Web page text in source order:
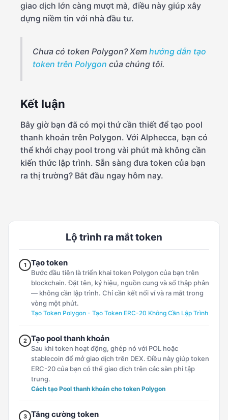
giao dịch lớn càng mượt mà, điều này giúp xây
dựng niềm tin với nhà đầu tư.
Chưa có token Polygon? Xem hướng dẫn tạo
token trên Polygon của chúng tôi.
Kết luận
Bây giờ bạn đã có mọi thứ cần thiết để tạo pool
thanh khoản trên Polygon. Với Alphecca, bạn có
thể khởi chạy pool trong vài phút mà không cần
kiến thức lập trình. Sẵn sàng đưa token của bạn
ra thị trường? Bắt đầu ngay hôm nay.
Lộ trình ra mắt token
1 Tạo token
Bước đầu tiên là triển khai token Polygon của bạn trên
blockchain. Đặt tên, ký hiệu, nguồn cung và số thập phân
— không cần lập trình. Chỉ cần kết nối ví và ra mắt trong
vòng một phút.
Tạo Token Polygon - Tạo Token ERC-20 Không Cần Lập Trình
2 Tạo pool thanh khoản
Sau khi token hoạt động, ghép nó với POL hoặc
stablecoin để mở giao dịch trên DEX. Điều này giúp token
ERC-20 của bạn có thể giao dịch trên các sàn phi tập
trung.
Cách tạo Pool thanh khoản cho token Polygon
3 Tăng cường token